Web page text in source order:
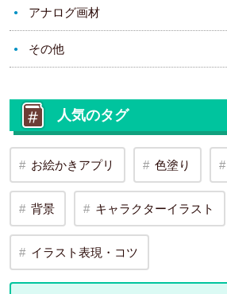
アナログ画材
その他
人気のタグ
お絵かきアプリ 色塗り
背景 キャラクターイラスト
イラスト表現・コツ